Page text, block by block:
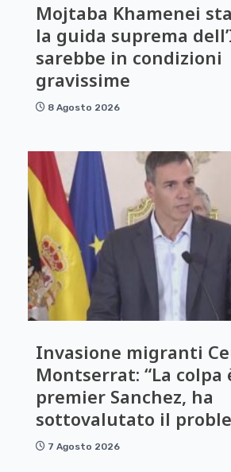
Mojtaba Khamenei
la guida suprema
sarebbe in condizioni
gravissime
8 Agosto 2026
Invasione migranti
Montserrat: “La colpa
premier Sanchez, ha
sottovalutato il
7 Agosto 2026